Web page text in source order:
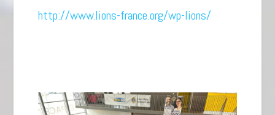
http://www.lions-france.org/wp-lions/